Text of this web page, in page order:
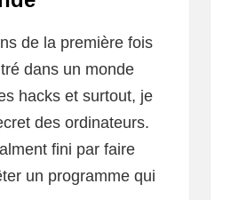
de la première fois
dans un monde
hacks et surtout, je
des ordinateurs.
fini par faire
un programme qui